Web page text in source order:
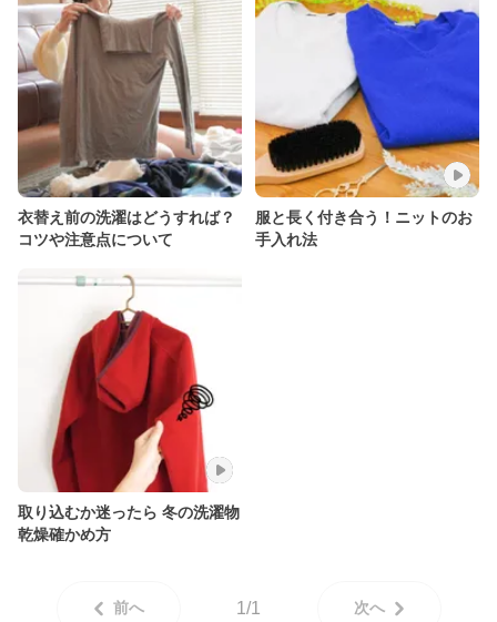
衣替え前の洗濯はどうすれば？
コツや注意点について
服と長く付き合う！ニットのお
手入れ法
取り込むか迷ったら 冬の洗濯物
乾燥確かめ方
前へ 1/1 次へ